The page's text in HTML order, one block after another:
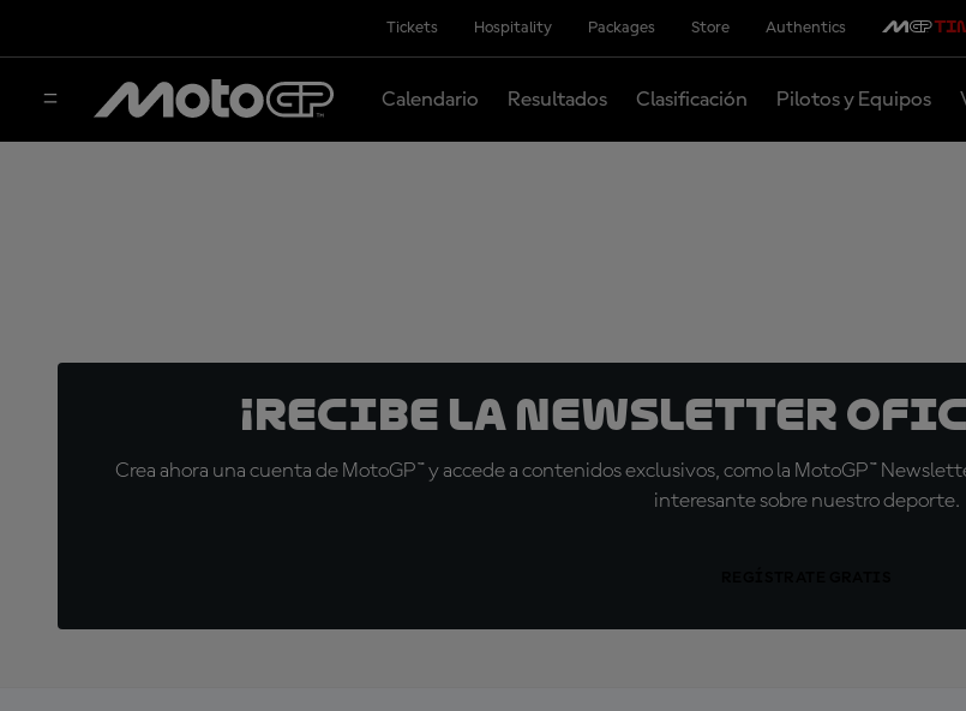
Tickets Hospitality Packages Store Authentics
Calendario Resultados Clasificación Pilotos y Equipos
¡Recibe la Newsletter
Crea ahora una cuenta de MotoGP™ y accede a contenidos exclusivos, como la MotoGP™
interesante sobre nuestro deporte.